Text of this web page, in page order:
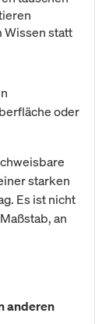
Wissen statt
oder
starken
Es ist nicht
an
anderen